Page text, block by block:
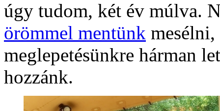
úgy tudom, két év múlva.
örömmel mentünk
meglepetésünkre hárman
hozzánk.